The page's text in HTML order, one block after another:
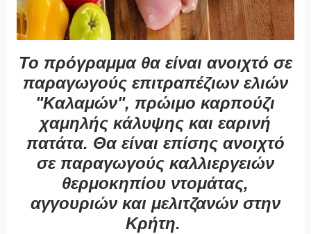
Το πρόγραμμα θα είναι ανοιχτό σε
παραγωγούς επιτραπέζιων ελιών
"Kαλαμών", πρώιμο καρπούζι
χαμηλής κάλυψης και εαρινή
πατάτα. Θα είναι επίσης ανοιχτό
σε παραγωγούς καλλιεργειών
θερμοκηπίου ντομάτας,
αγγουριών και μελιτζανών στην
Κρήτη.